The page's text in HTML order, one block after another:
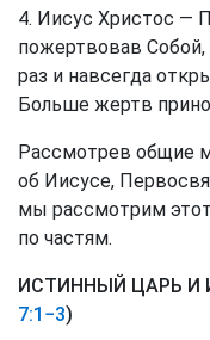
4. Иисус Христос —
пожертвовав
раз и навсегда
Больше жертв
Рассмотрев общие
об Иисусе,
мы рассмотрим
по частям.
ИСТИННЫЙ ЦАРЬ И
7:1−3)